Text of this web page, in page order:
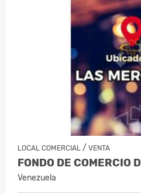
LOCAL COMERCIAL / VENTA
Venezuela